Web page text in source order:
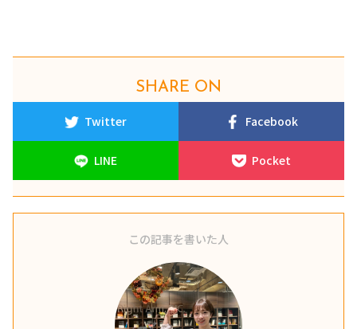
SHARE ON
Twitter Facebook
LINE Pocket
この記事を書いた人